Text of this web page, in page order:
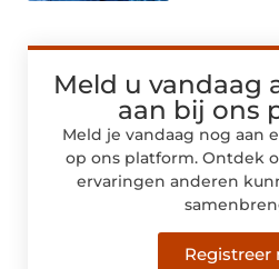
Meld u vandaag
aan bij ons
Meld je vandaag nog aan
op ons platform. Ontdek
ervaringen anderen
Registreer